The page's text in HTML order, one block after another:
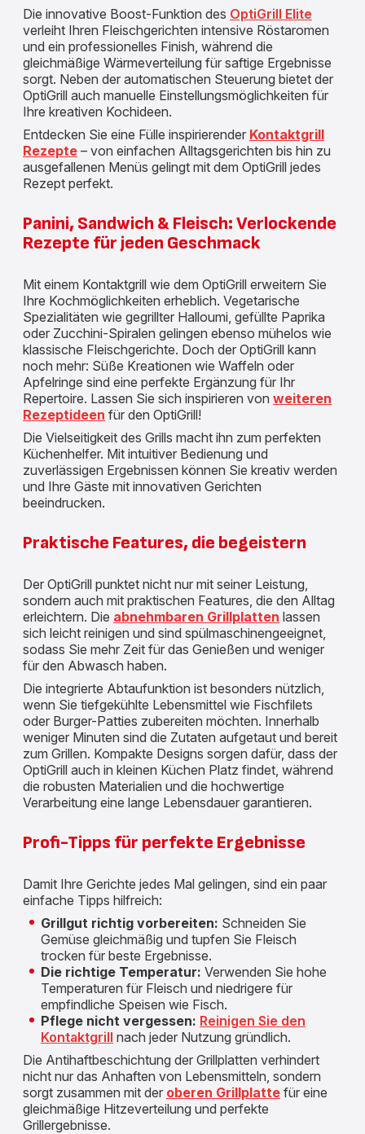
Die innovative Boost-Funktion des OptiGrill Elite
verleiht Ihren Fleischgerichten intensive Röstaromen
und ein professionelles Finish, während die
gleichmäßige Wärmeverteilung für saftige Ergebnisse
sorgt. Neben der automatischen Steuerung bietet der
OptiGrill auch manuelle Einstellungsmöglichkeiten für
Ihre kreativen Kochideen.
Entdecken Sie eine Fülle inspirierender Kontaktgrill
Rezepte – von einfachen Alltagsgerichten bis hin zu
ausgefallenen Menüs gelingt mit dem OptiGrill jedes
Rezept perfekt.
Panini, Sandwich & Fleisch: Verlockende
Rezepte für jeden Geschmack
Mit einem Kontaktgrill wie dem OptiGrill erweitern Sie
Ihre Kochmöglichkeiten erheblich. Vegetarische
Spezialitäten wie gegrillter Halloumi, gefüllte Paprika
oder Zucchini-Spiralen gelingen ebenso mühelos wie
klassische Fleischgerichte. Doch der OptiGrill kann
noch mehr: Süße Kreationen wie Waffeln oder
Apfelringe sind eine perfekte Ergänzung für Ihr
Repertoire. Lassen Sie sich inspirieren von weiteren
Rezeptideen für den OptiGrill!
Die Vielseitigkeit des Grills macht ihn zum perfekten
Küchenhelfer. Mit intuitiver Bedienung und
zuverlässigen Ergebnissen können Sie kreativ werden
und Ihre Gäste mit innovativen Gerichten
beeindrucken.
Praktische Features, die begeistern
Der OptiGrill punktet nicht nur mit seiner Leistung,
sondern auch mit praktischen Features, die den Alltag
erleichtern. Die abnehmbaren Grillplatten lassen
sich leicht reinigen und sind spülmaschinengeeignet,
sodass Sie mehr Zeit für das Genießen und weniger
für den Abwasch haben.
Die integrierte Abtaufunktion ist besonders nützlich,
wenn Sie tiefgekühlte Lebensmittel wie Fischfilets
oder Burger-Patties zubereiten möchten. Innerhalb
weniger Minuten sind die Zutaten aufgetaut und bereit
zum Grillen. Kompakte Designs sorgen dafür, dass der
OptiGrill auch in kleinen Küchen Platz findet, während
die robusten Materialien und die hochwertige
Verarbeitung eine lange Lebensdauer garantieren.
Profi-Tipps für perfekte Ergebnisse
Damit Ihre Gerichte jedes Mal gelingen, sind ein paar
einfache Tipps hilfreich:
Grillgut richtig vorbereiten: Schneiden Sie
Gemüse gleichmäßig und tupfen Sie Fleisch
trocken für beste Ergebnisse.
Die richtige Temperatur: Verwenden Sie hohe
Temperaturen für Fleisch und niedrigere für
empfindliche Speisen wie Fisch.
Pflege nicht vergessen: Reinigen Sie den
Kontaktgrill nach jeder Nutzung gründlich.
Die Antihaftbeschichtung der Grillplatten verhindert
nicht nur das Anhaften von Lebensmitteln, sondern
sorgt zusammen mit der oberen Grillplatte für eine
gleichmäßige Hitzeverteilung und perfekte
Grillergebnisse.